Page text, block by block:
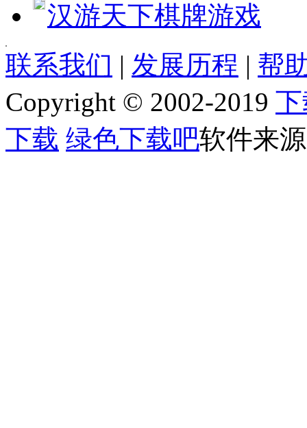
汉游天下棋牌游戏
[quote] [size=4][b][url=http://www.jjxhf.comhttp://
[b]软件语言:[/b] 英文
[b]软件类别:[/b] 休闲益智
[b]运行环境:[/b] Win2003,WinXP,Vinsta,WIN7,8
[b]授权方式:[/b] 共享软件
[b]整理时间:[/b] 2013-05-11
[b]开 发 商:[/b] [url=]Home page[/url]
联系我们 | 发展历程 | 帮
Copyright © 2002-2019
下载 绿色下载吧软件来